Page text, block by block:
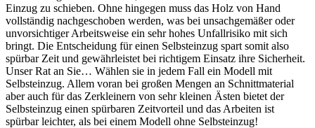
Einzug zu schieben. Ohne hingegen muss das Holz von Hand
vollständig nachgeschoben werden, was bei unsachgemäßer oder
unvorsichtiger Arbeitsweise ein sehr hohes Unfallrisiko mit sich
bringt. Die Entscheidung für einen Selbsteinzug spart somit also
spürbar Zeit und gewährleistet bei richtigem Einsatz ihre Sicherheit.
Unser Rat an Sie… Wählen sie in jedem Fall ein Modell mit
Selbsteinzug. Allem voran bei großen Mengen an Schnittmaterial
aber auch für das Zerkleinern von sehr kleinen Ästen bietet der
Selbsteinzug einen spürbaren Zeitvorteil und das Arbeiten ist
spürbar leichter, als bei einem Modell ohne Selbsteinzug!